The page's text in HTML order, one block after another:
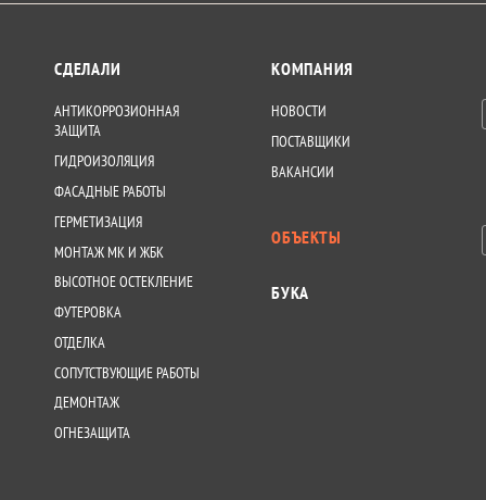
СДЕЛАЛИ
АНТИКОРРОЗИОННАЯ
ЗАЩИТА
ГИДРОИЗОЛЯЦИЯ
ФАСАДНЫЕ РАБОТЫ
ГЕРМЕТИЗАЦИЯ
МОНТАЖ МК И ЖБК
ВЫСОТНОЕ ОСТЕКЛЕНИЕ
ФУТЕРОВКА
ОТДЕЛКА
СОПУТСТВУЮЩИЕ РАБОТЫ
ДЕМОНТАЖ
ОГНЕЗАЩИТА
КОМПАНИЯ
НОВОСТИ
ПОСТАВЩИКИ
ВАКАНСИИ
ОБЪЕКТЫ
БУКА